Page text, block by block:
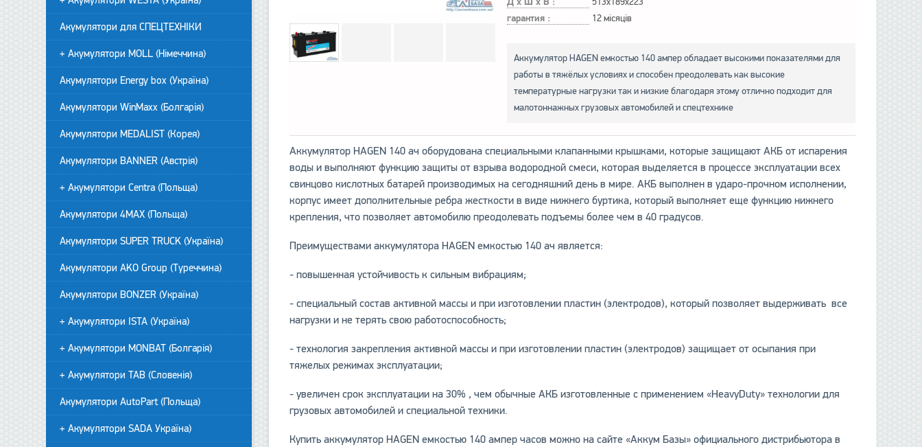
гарантия : 12 місяців
Аккумулятор HAGEN емкостью 140 ампер обладает высокими показателями для
работы в тяжёлых условиях и способен преодолевать как высокие
температурные нагрузки так и низкие благодаря этому отлично подходит для
малотоннажных грузовых автомобилей и спецтехнике
Аккумулятор HAGEN 140 ач оборудована специальными клапанными крышками, которые защищают АКБ от испарения
воды и выполняют функцию защиты от взрыва водородной смеси, которая выделяется в процессе эксплуатации всех
свинцово кислотных батарей производимых на сегодняшний день в мире. АКБ выполнен в ударо-прочном исполнении,
корпус имеет дополнительные ребра жесткости в виде нижнего буртика, который выполняет еще функцию нижнего
крепления, что позволяет автомобилю преодолевать подъемы более чем в 40 градусов.
Преимуществами аккумулятора HAGEN емкостью 140 ач является:
- повышенная устойчивость к сильным вибрациям;
- специальный состав активной массы и при изготовлении пластин (электродов), который позволяет выдерживать все
нагрузки и не терять свою работоспособность;
- технология закрепления активной массы и при изготовлении пластин (электродов) защищает от осыпания при
тяжелых режимах эксплуатации;
- увеличен срок эксплуатации на 30% , чем обычные АКБ изготовленные с применением «HeavyDuty» технологии для
грузовых автомобилей и специальной техники.
Купить аккумулятор HAGEN емкостью 140 ампер часов можно на сайте «Аккум Базы» официального дистрибьютора в
Акумулятори для СПЕЦТЕХНІКИ
+ Акумулятори MOLL (Німеччина)
Акумулятори Energy box (Україна)
Акумулятори WinMaxx (Болгарія)
Акумулятори MEDALIST (Корея)
Акумулятори BANNER (Австрія)
+ Акумулятори Centra (Польща)
Акумулятори 4MAX (Польща)
Акумулятори SUPER TRUCK (Україна)
Акумулятори AKO Group (Туреччина)
Акумулятори BONZER (Україна)
+ Акумулятори ISTA (Україна)
+ Акумулятори MONBAT (Болгарія)
+ Акумулятори TAB (Словенія)
Акумулятори AutoPart (Польща)
+ Акумулятори SADA Україна)